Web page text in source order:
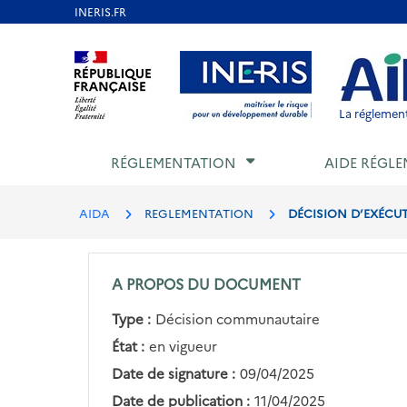
Aller au contenu Aller au menu Aller au
La
RÉGLEMENTATION AIDE
AIDA REGLEMENTATION DÉCISION
A PROPOS DU DOCUMENT
Type : Décision communautaire
État : en vigueur
Date de signature : 09/04/2025
Date de publication : 11/04/2025